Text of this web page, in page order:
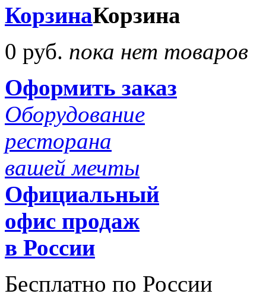
КорзинаКорзина
0 руб. пока нет товаров
Оформить заказ
Оборудование
ресторана
вашей мечты
Официальный
офис продаж
в России
Бесплатно по России